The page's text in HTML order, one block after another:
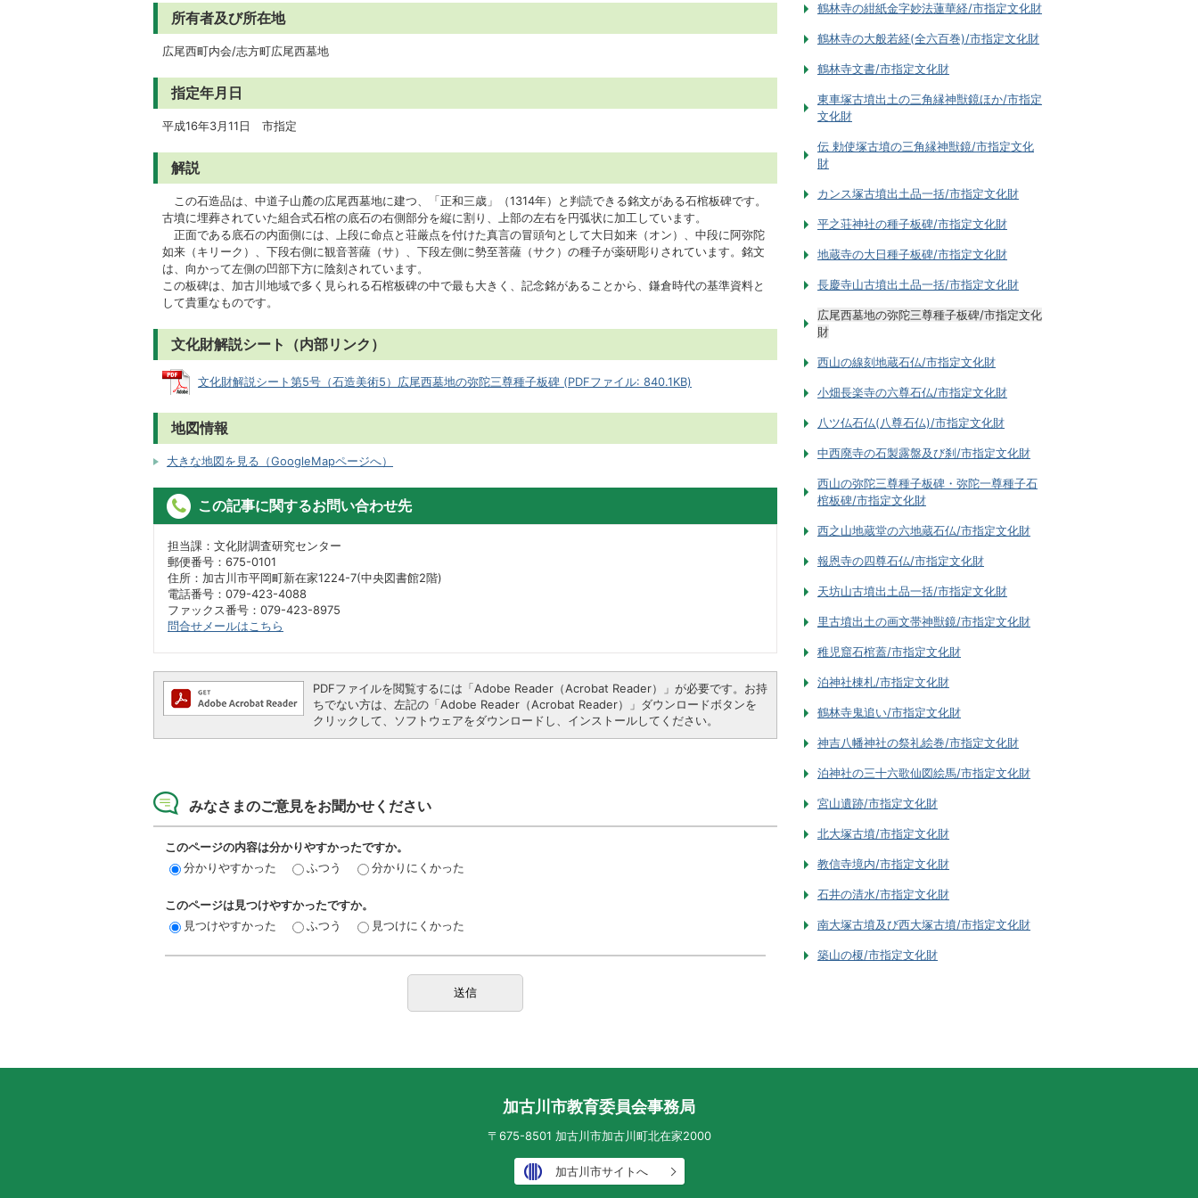
所有者及び所在地
広尾西町内会/志方町広尾西墓地
指定年月日
平成16年3月11日 市指定
解説
この石造品は、中道子山麓の広尾西墓地に建つ、「正和三歳」（1314年）と判読できる銘文がある石棺板碑です。
古墳に埋葬されていた組合式石棺の底石の右側部分を縦に割り、上部の左右を円弧状に加工しています。
正面である底石の内面側には、上段に命点と荘厳点を付けた真言の冒頭句として大日如来（オン）、中段に阿弥陀
如来（キリーク）、下段右側に観音菩薩（サ）、下段左側に勢至菩薩（サク）の種子が薬研彫りされています。銘文
は、向かって左側の凹部下方に陰刻されています。
この板碑は、加古川地域で多く見られる石棺板碑の中で最も大きく、記念銘があることから、鎌倉時代の基準資料と
して貴重なものです。
文化財解説シート（内部リンク）
文化財解説シート第5号（石造美術5）広尾西墓地の弥陀三尊種子板碑 (PDFファイル: 840.1KB)
地図情報
大きな地図を見る（GoogleMapページへ）
この記事に関するお問い合わせ先
担当課：文化財調査研究センター
郵便番号：675-0101
住所：加古川市平岡町新在家1224-7(中央図書館2階)
電話番号：079-423-4088
ファックス番号：079-423-8975
問合せメールはこちら
PDFファイルを閲覧するには「Adobe Reader（Acrobat Reader）」が必要です。お持
ちでない方は、左記の「Adobe Reader（Acrobat Reader）」ダウンロードボタンを
クリックして、ソフトウェアをダウンロードし、インストールしてください。
みなさまのご意見をお聞かせください
このページの内容は分かりやすかったですか。
分かりやすかった
ふつう 分かりにくかった
このページは見つけやすかったですか。
見つけやすかった
ふつう 見つけにくかった
鶴林寺の紺紙金字妙法蓮華経/市指定文化財
鶴林寺の大般若経(全六百巻)/市指定文化財
鶴林寺文書/市指定文化財
東車塚古墳出土の三角縁神獣鏡ほか/市指定
文化財
伝 勅使塚古墳の三角縁神獣鏡/市指定文化
財
カンス塚古墳出土品一括/市指定文化財
平之荘神社の種子板碑/市指定文化財
地蔵寺の大日種子板碑/市指定文化財
長慶寺山古墳出土品一括/市指定文化財
広尾西墓地の弥陀三尊種子板碑/市指定文化
財
西山の線刻地蔵石仏/市指定文化財
小畑長楽寺の六尊石仏/市指定文化財
八ツ仏石仏(八尊石仏)/市指定文化財
中西廃寺の石製露盤及び刹/市指定文化財
西山の弥陀三尊種子板碑・弥陀一尊種子石
棺板碑/市指定文化財
西之山地蔵堂の六地蔵石仏/市指定文化財
報恩寺の四尊石仏/市指定文化財
天坊山古墳出土品一括/市指定文化財
里古墳出土の画文帯神獣鏡/市指定文化財
稚児窟石棺蓋/市指定文化財
泊神社棟札/市指定文化財
鶴林寺鬼追い/市指定文化財
神吉八幡神社の祭礼絵巻/市指定文化財
泊神社の三十六歌仙図絵馬/市指定文化財
宮山遺跡/市指定文化財
北大塚古墳/市指定文化財
教信寺境内/市指定文化財
石井の清水/市指定文化財
南大塚古墳及び西大塚古墳/市指定文化財
築山の榎/市指定文化財
加古川市教育委員会事務局
〒675-8501 加古川市加古川町北在家2000
加古川市サイトへ